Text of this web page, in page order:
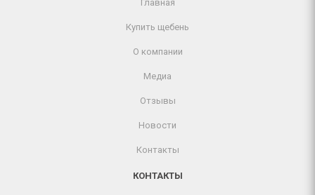
Главная
Купить щебень
О компании
Медиа
Отзывы
Новости
Контакты
КОНТАКТЫ